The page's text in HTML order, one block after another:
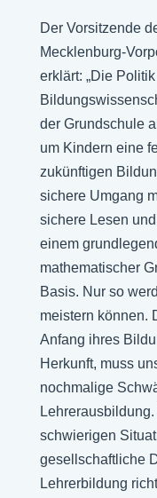
Der Vorsitzende
Mecklenburg-
erklärt: „Die
der Grundschule
um Kindern eine
zukünftigen
sichere Umgang
sichere Lesen
einem
mathematischer
Basis. Nur so
meistern können.
Anfang ihres
Herkunft, muss
nochmalige
schwierigen
gesellschaftliche
Lehrerbildung